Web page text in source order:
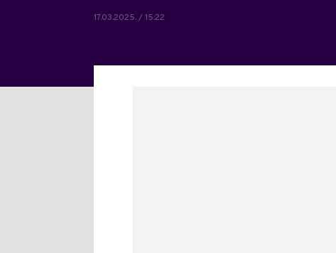
17.03.2025. / 15:22